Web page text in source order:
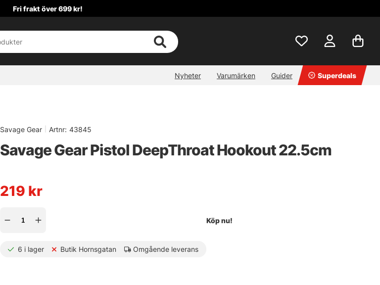
Fri frakt över 699 kr!
Nyheter Varumärken Guider Superdeals
Savage Gear Artnr: 43845
Savage Gear Pistol DeepThroat Hookout 22.5cm
219 kr
Köp nu!
6 i lager Butik Hornsgatan Omgående leverans